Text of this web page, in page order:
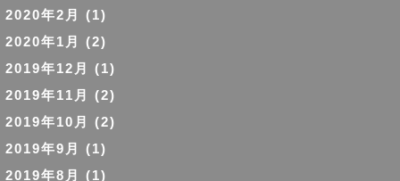
2020年2月
(1)
2020年1月
(2)
2019年12月
(1)
2019年11月
(2)
2019年10月
(2)
2019年9月
(1)
2019年8月
(1)